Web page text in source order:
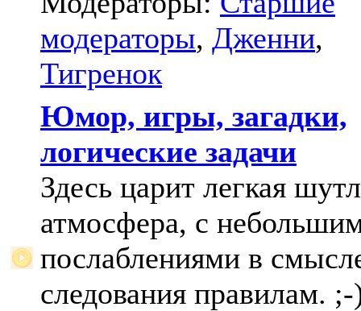
модераторы, Дженни,
Тигренок
Юмор, игры, загадки,
логические задачи
Здесь царит легкая
атмосфера, с
послаблениями в
следования правилам.